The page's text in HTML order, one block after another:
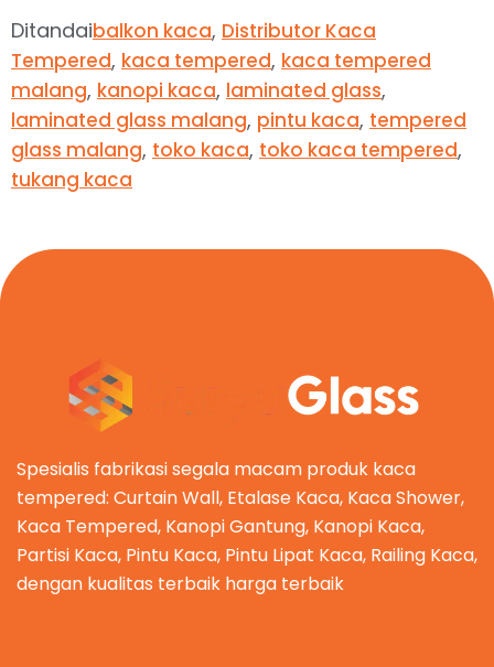
Ditandaibalkon kaca, Distributor Kaca
Tempered, kaca tempered, kaca tempered
malang, kanopi kaca, laminated glass,
laminated glass malang, pintu kaca, tempered
glass malang, toko kaca, toko kaca tempered,
tukang kaca
Spesialis fabrikasi segala macam produk kaca
tempered: Curtain Wall, Etalase Kaca, Kaca Shower,
Kaca Tempered, Kanopi Gantung, Kanopi Kaca,
Partisi Kaca, Pintu Kaca, Pintu Lipat Kaca, Railing Kaca,
dengan kualitas terbaik harga terbaik